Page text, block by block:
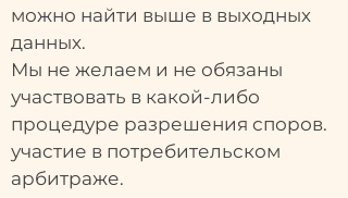
можно найти выше в выходных
данных.
Мы не желаем и не обязаны
участвовать в какой-либо
процедуре разрешения споров.
участие в потребительском
арбитраже.